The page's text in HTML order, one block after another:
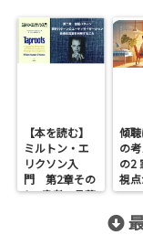
【本を読む】
ミルトン・エ
リクソン入
門 第2章その
1 患者の言葉
傾
の
の2
視